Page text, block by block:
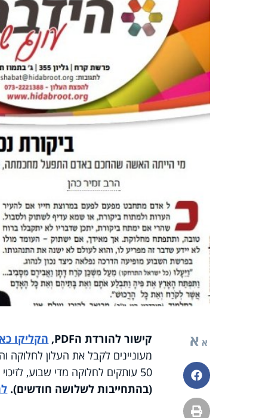
א א
פייסבוק
הדפסה
קישור להורדת הPDF,
הקליקו
מעוניינים לקבל את העלון לחלוקה והשתתפות
50 עותקים לחלוקה מדי שבוע, לזיכוי הרבים. מומלץ ביותר!
(בהתחייבות לשלושה חודשים).